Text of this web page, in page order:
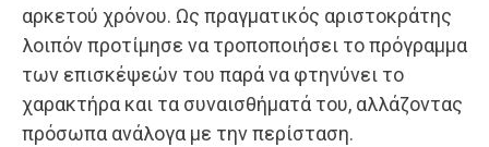
αρκετού χρόνου. Ως πραγματικός αριστοκράτης
λοιπόν προτίμησε να τροποποιήσει το πρόγραμμα
των επισκέψεών του παρά να φτηνύνει το
χαρακτήρα και τα συναισθήματά του, αλλάζοντας
πρόσωπα ανάλογα με την περίσταση.